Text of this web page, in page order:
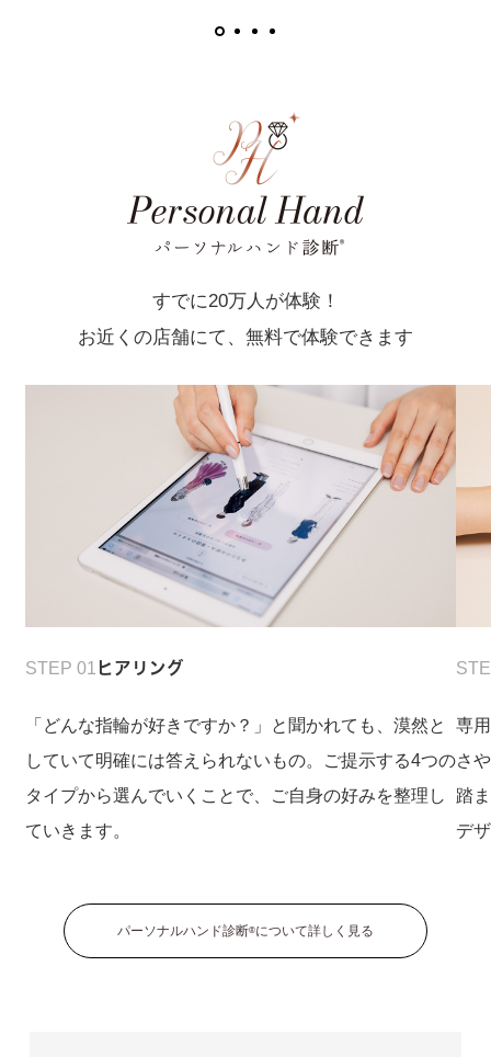
すでに20万人が体験！
お近くの店舗にて、無料で体験できます
STEP 01 ヒアリング
「どんな指輪が好きですか？」と聞かれても、漠然と
していて明確には答えられないもの。ご提示する4つの
タイプから選んでいくことで、ご自身の好みを整理し
ていきます。
専
さ
踏
デ
パーソナルハンド診断®について詳しく見る